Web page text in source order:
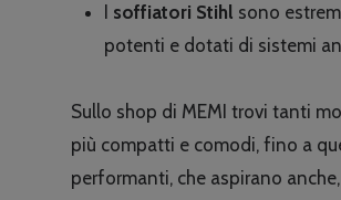
soffiatori Stihl sono
potenti e dotati di sistemi
Sullo shop di MEMI trovi tanti
più compatti e comodi, fino a
performanti, che aspirano